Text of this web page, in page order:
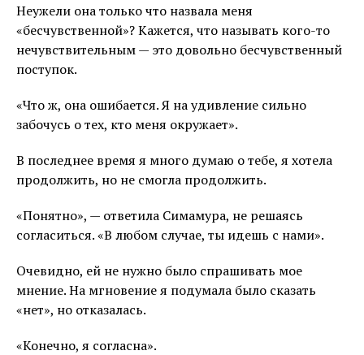
Неужели она только что назвала меня
«бесчувственной»? Кажется, что называть кого-то
нечувствительным — это довольно бесчувственный
поступок.
«Что ж, она ошибается. Я на удивление сильно
забочусь о тех, кто меня окружает».
В последнее время я много думаю о тебе, я хотела
продолжить, но не смогла продолжить.
«Понятно», — ответила Симамура, не решаясь
согласиться. «В любом случае, ты идешь с нами».
Очевидно, ей не нужно было спрашивать мое
мнение. На мгновение я подумала было сказать
«нет», но отказалась.
«Конечно, я согласна».